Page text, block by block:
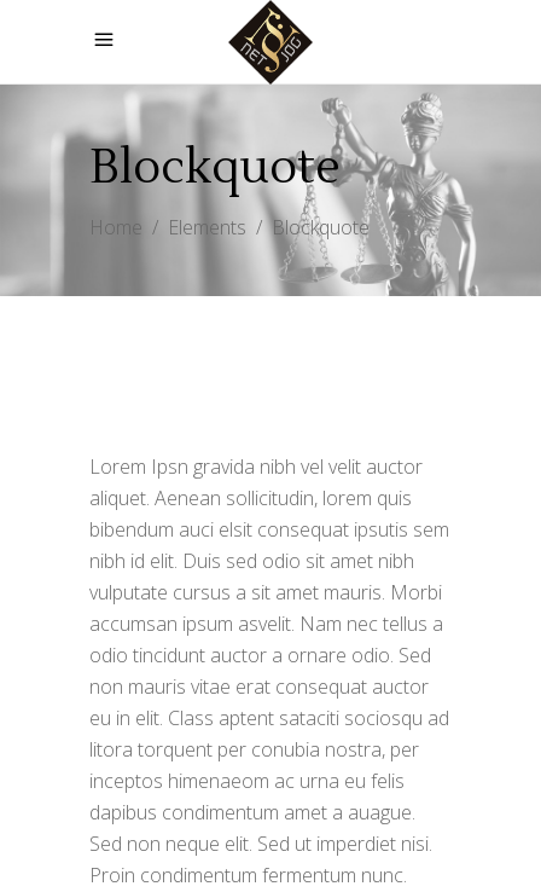
Blockquote
Home / Elements /Blockquote
Lorem Ipsn gravida nibh vel velit auctor
aliquet. Aenean sollicitudin, lorem quis
bibendum auci elsit consequat ipsutis sem
nibh id elit. Duis sed odio sit amet nibh
vulputate cursus a sit amet mauris. Morbi
accumsan ipsum asvelit. Nam nec tellus a
odio tincidunt auctor a ornare odio. Sed
non mauris vitae erat consequat auctor
eu in elit. Class aptent sataciti sociosqu ad
litora torquent per conubia nostra, per
inceptos himenaeom ac urna eu felis
dapibus condimentum amet a auague.
Sed non neque elit. Sed ut imperdiet nisi.
Proin condimentum fermentum nunc.